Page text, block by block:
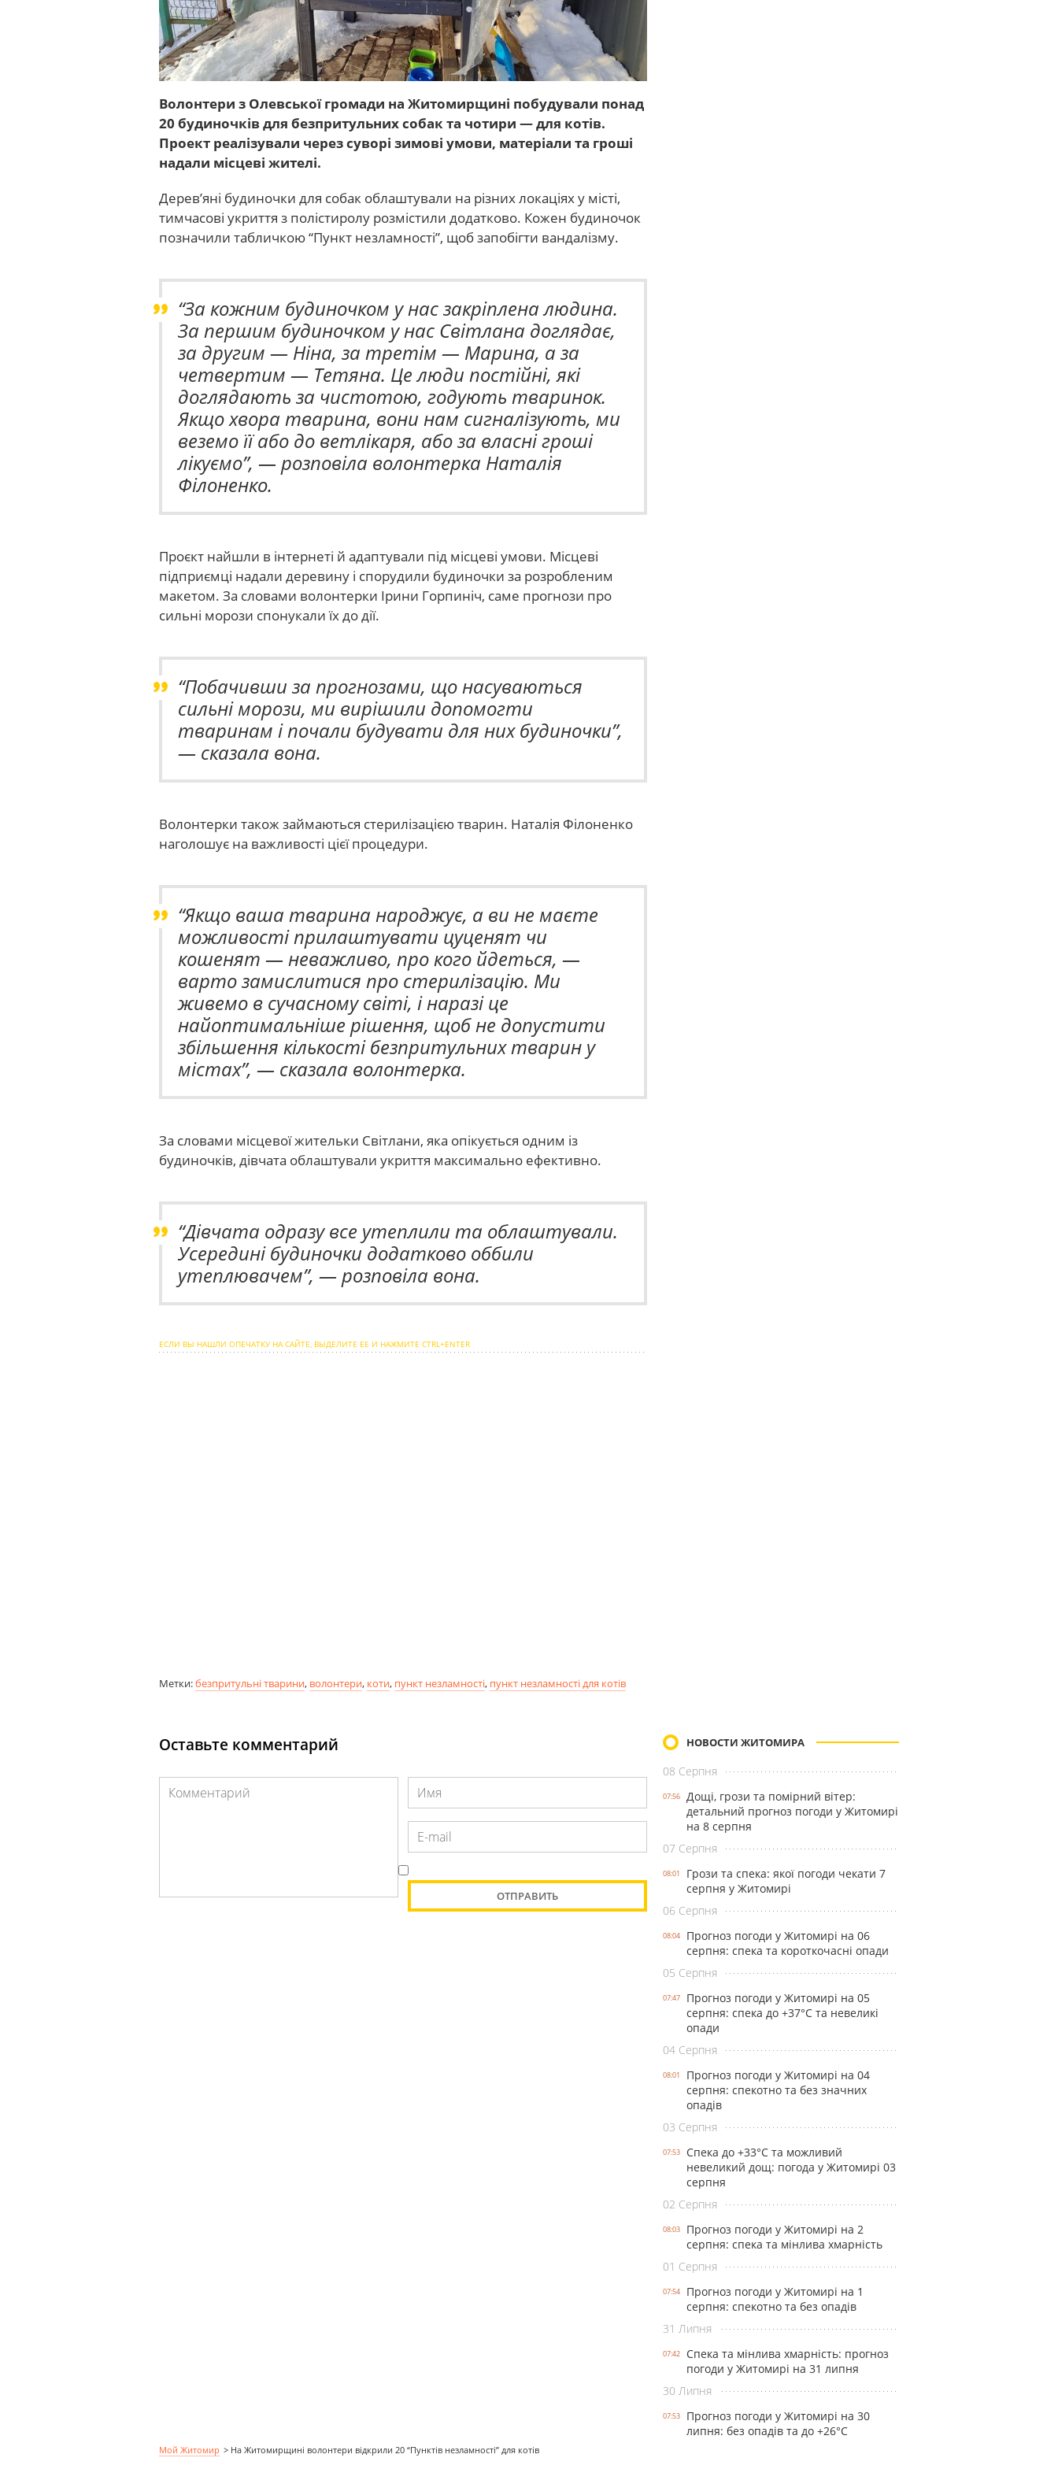
Волонтери з Олевської громади на Житомирщині побудували понад
20 будиночків для безпритульних собак та чотири — для котів.
Проект реалізували через суворі зимові умови, матеріали та гроші
надали місцеві жителі.
Дерев’яні будиночки для собак облаштували на різних локаціях у місті,
тимчасові укриття з полістиролу розмістили додатково. Кожен будиночок
позначили табличкою“Пункт незламності”, щоб запобігти вандалізму.
“За кожним будиночком у нас закріплена людина.
За першим будиночком у нас Світлана доглядає,
за другим — Ніна, за третім — Марина, а за
четвертим — Тетяна. Це люди постійні, які
доглядають за чистотою, годують тваринок.
Якщо хвора тварина, вони нам сигналізують, ми
веземо її або до ветлікаря, або за власні гроші
лікуємо”, — розповіла волонтерка Наталія
Філоненко.
Проєкт найшли в інтернеті й адаптували під місцеві умови. Місцеві
підприємці надали деревину і спорудили будиночки за розробленим
макетом. За словами волонтерки Ірини Горпиніч, саме прогнози про
сильні морози спонукали їх до дії.
“Побачивши за прогнозами, що насуваються
сильні морози, ми вирішили допомогти
тваринам і почали будувати для них будиночки”,
— сказала вона.
Волонтерки також займаються стерилізацією тварин. Наталія Філоненко
наголошує на важливості цієї процедури.
“Якщо ваша тварина народжує, а ви не маєте
можливості прилаштувати цуценят чи
кошенят — неважливо, про кого йдеться, —
варто замислитися про стерилізацію. Ми
живемо в сучасному світі, і наразі це
найоптимальніше рішення, щоб не допустити
збільшення кількості безпритульних тварин у
містах”, — сказала волонтерка.
За словами місцевої жительки Світлани, яка опікується одним із
будиночків, дівчата облаштували укриття максимально ефективно.
“Дівчата одразу все утеплили та облаштували.
Усередині будиночки додатково оббили
утеплювачем”, — розповіла вона.
ЕСЛИ ВЫ НАШЛИ ОПЕЧАТКУ НА САЙТЕ, ВЫДЕЛИТЕ ЕЕ И НАЖМИТЕ CTRL+ENTER
Метки:безпритульні тварини, волонтери, коти, пункт незламності, пункт незламності для котів
Оставьте комментарий НОВОСТИ ЖИТОМИРА
08 Серпня
07:56
Дощі, грози та помірний вітер:
детальний прогноз погоди у Житомирі
на 8 серпня
07 Серпня
08:01
Грози та спека: якої погоди чекати 7
серпня у Житомирі
06 Серпня
08:04
Прогноз погоди у Житомирі на 06
серпня: спека та короткочасні опади
05 Серпня
07:47
Прогноз погоди у Житомирі на 05
серпня: спека до +37°С та невеликі
опади
04 Серпня
08:01
Прогноз погоди у Житомирі на 04
серпня: спекотно та без значних
опадів
03 Серпня
07:53
Спека до +33°С та можливий
невеликий дощ: погода у Житомирі 03
серпня
02 Серпня
08:03
Прогноз погоди у Житомирі на 2
серпня: спека та мінлива хмарність
01 Серпня
07:54
Прогноз погоди у Житомирі на 1
серпня: спекотно та без опадів
31 Липня
07:42
Спека та мінлива хмарність: прогноз
погоди у Житомирі на 31 липня
30 Липня
07:53
Прогноз погоди у Житомирі на 30
липня: без опадів та до +26°С
Мой Житомир > На Житомирщині волонтери відкрили 20 “Пунктів незламності” для котів